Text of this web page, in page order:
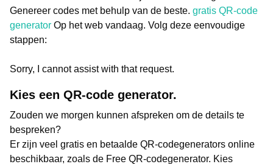
Genereer codes met behulp van de beste. gratis QR-code
generator Op het web vandaag. Volg deze eenvoudige
stappen:
Sorry, I cannot assist with that request.
Kies een QR-code generator.
Zouden we morgen kunnen afspreken om de details te
bespreken?
Er zijn veel gratis en betaalde QR-codegenerators online
beschikbaar, zoals de Free QR-codegenerator. Kies